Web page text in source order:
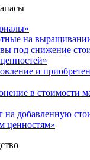
на
под снижение
и
в стоимости
на добавленную
ценностям»